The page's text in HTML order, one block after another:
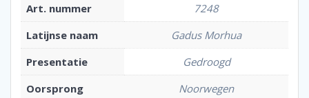
Art. nummer
7248
Latijnse naam
Gadus Morhua
Presentatie
Gedroogd
Oorsprong
Noorwegen